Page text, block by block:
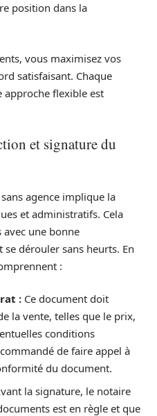
position dans la
vous maximisez vos
satisfaisant. Chaque
approche flexible est
et signature du
agence implique la
et administratifs. Cela
une bonne
dérouler sans heurts. En
:
: Ce document doit
la vente, telles que le prix,
conditions
de faire appel à
du document.
la signature, le notaire
est en règle et que